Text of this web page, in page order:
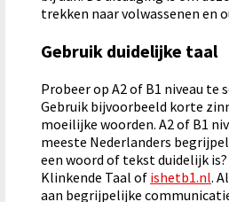
trekken naar volwassenen en
Gebruik duidelijke taal
Probeer op A2 of B1 niveau te
Gebruik bijvoorbeeld korte
moeilijke woorden. A2 of B1
meeste Nederlanders
een woord of tekst duidelijk
Klinkende Taal of ishetb1.nl.
aan begrijpelijke